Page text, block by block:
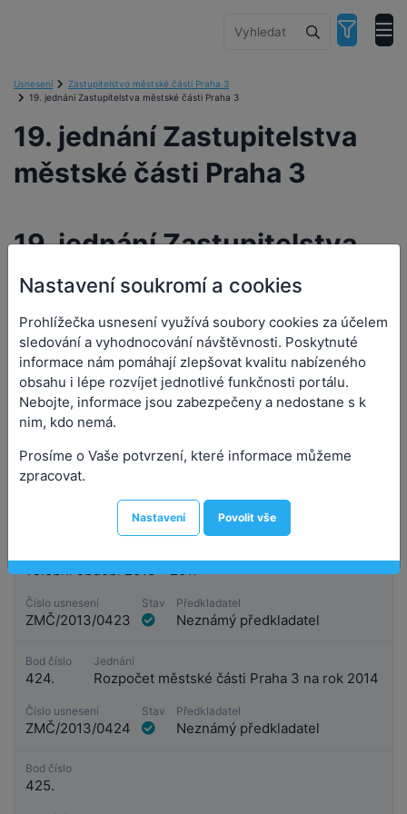
Usnesení
Zastupitelstvo městské části Praha 3
19. jednání Zastupitelstva městské části Praha 3
19. jednání Zastupitelstva
městské části Praha 3
Bod číslo
volební období 2013 - 2017
Číslo usnesení
ZMČ/2013/0423
Stav Předkladatel
Neznámý předkladatel
Bod číslo
424.
Jednání
Rozpočet městské části Praha 3 na rok 2014
Číslo usnesení
ZMČ/2013/0424
Stav Předkladatel
Neznámý předkladatel
Bod číslo
425.
19. jednání Zastupitelstva
městské části Praha 3
Orgán:
Zastupitelstvo městské části Praha 3
Datum a čas jednání: 17. 12. 2013 0:00
Přílohy (2)
Nastavení soukromí a cookies
Prohlížečka usnesení využívá soubory cookies za účelem
sledování a vyhodnocování návštěvnosti. Poskytnuté
informace nám pomáhají zlepšovat kvalitu nabízeného
obsahu i lépe rozvíjet jednotlivé funkčnosti portálu.
Nebojte, informace jsou zabezpečeny a nedostane s k
nim, kdo nemá.
Prosíme o Vaše potvrzení, které informace můžeme
zpracovat.
Nastavení Povolit vše